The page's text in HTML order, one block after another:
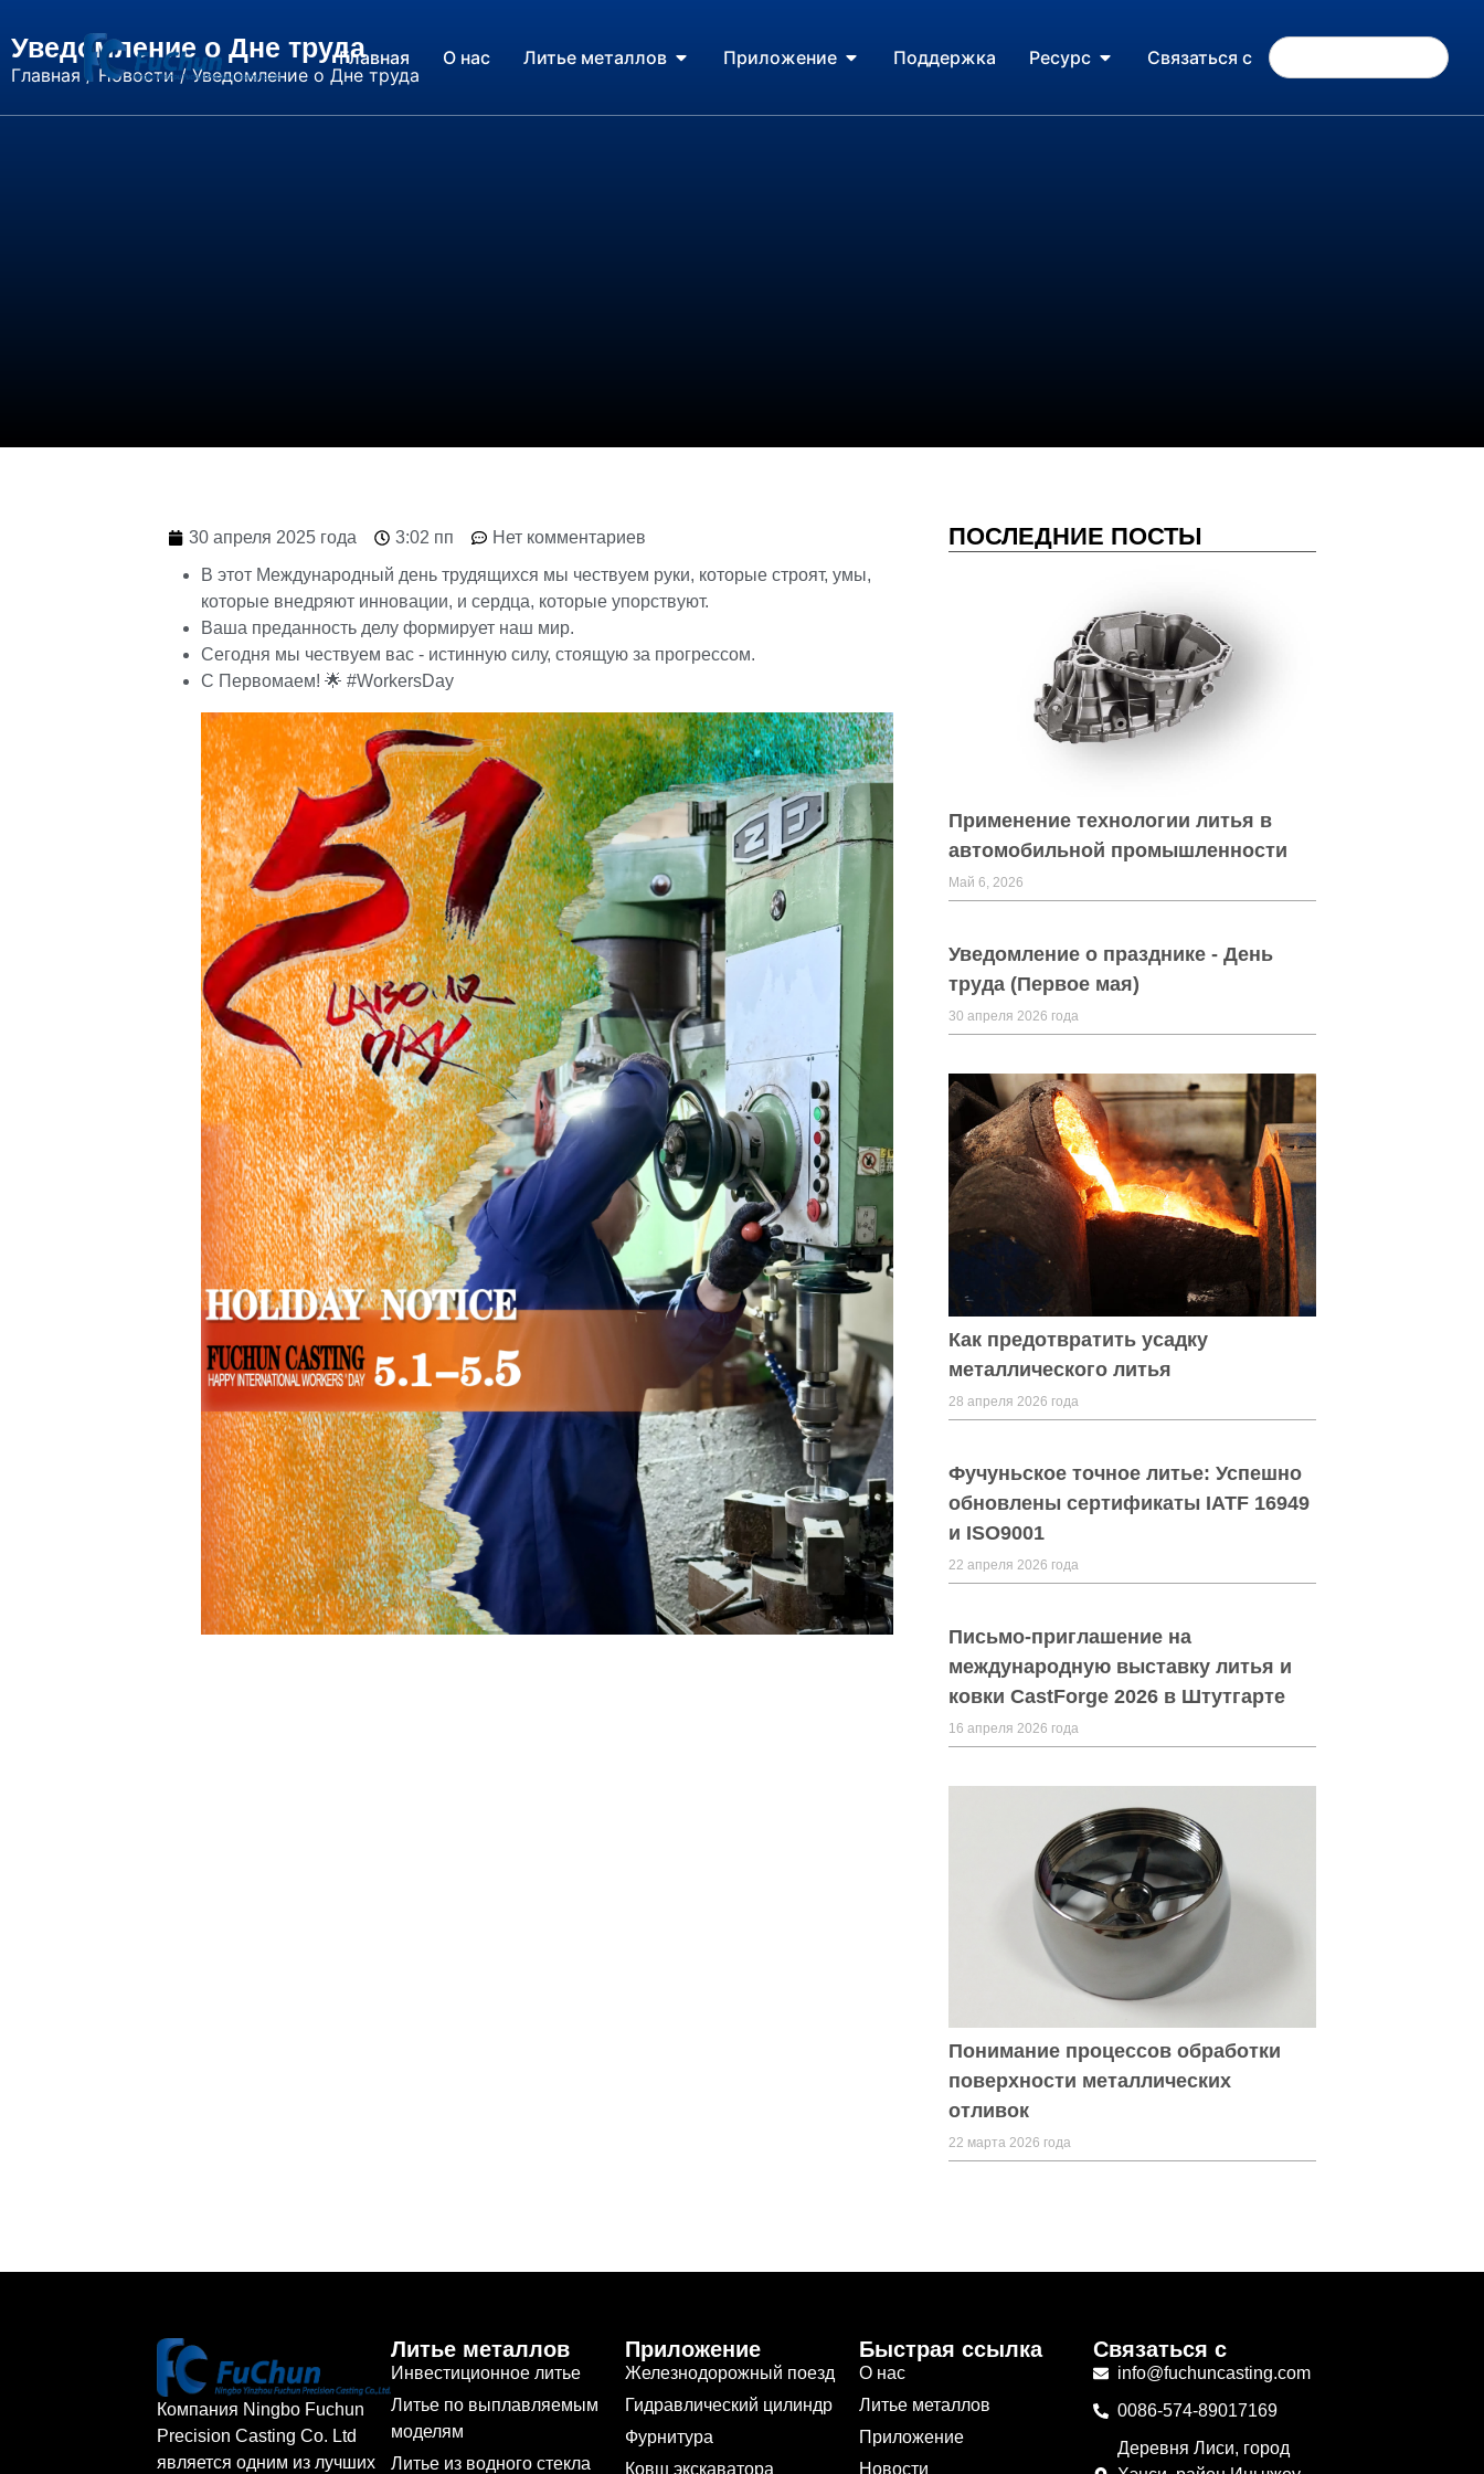
Главная О нас Литье металлов Приложение Поддержка Ресурс Связаться с
Уведомление о Дне труда
Главная / Новости/ Уведомление о Дне труда
30 апреля 2025 года 3:02 пп
Нет комментариев
В этот Международный день трудящихся мы чествуем руки, которые строят, умы,
которые внедряют инновации, и сердца, которые упорствуют.
Ваша преданность делу формирует наш мир.
Сегодня мы чествуем вас - истинную силу, стоящую за прогрессом.
С Первомаем! 🌟 #WorkersDay
ПОСЛЕДНИЕ ПОСТЫ
Применение технологии литья в
автомобильной промышленности
Май 6, 2026
Уведомление о празднике - День
труда (Первое мая)
30 апреля 2026 года
Как предотвратить усадку
металлического литья
28 апреля 2026 года
Фучуньское точное литье: Успешно
обновлены сертификаты IATF 16949
и ISO9001
22 апреля 2026 года
Письмо-приглашение на
международную выставку литья и
ковки CastForge 2026 в Штутгарте
16 апреля 2026 года
Понимание процессов обработки
поверхности металлических
отливок
22 марта 2026 года
Компания Ningbo Fuchun
Precision Casting Co. Ltd
является одним из лучших
Литье металлов
Инвестиционное литье
Литье по выплавляемым
моделям
Литье из водного стекла
Приложение
Железнодорожный поезд
Гидравлический цилиндр
Фурнитура
Ковш экскаватора
Быстрая ссылка
О нас
Литье металлов
Приложение
Новости
Связаться с
info@fuchuncasting.com
0086-574-89017169
Деревня Лиси, город